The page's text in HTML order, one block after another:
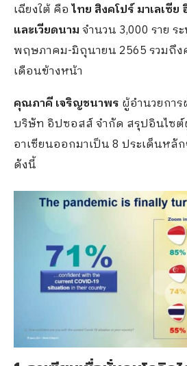
เฉียงใต้ คือไทย สิงคโปร์ มาเลเซี
และเวียดนามจำนวน 3,000 ราย ร
พฤษภาคม-มิถุนายน 2565 รวมถึง
เดือนข้างหน้า
คุณภาคี เจริญชนาพร ผู้อำนวยกา
บริษัท อิปซอสส์ จำกัด สรุปอินไซต์
อาเซียนออกมาเป็น 8 ประเด็นหลั
ดังนี้